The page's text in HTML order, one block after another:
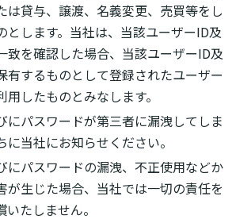
は貸与、譲渡、名義変更、売買等をし
とします。当社は、当該ユーザーID及
致を確認した場合、当該ユーザーID及
有するものとして登録されたユーザー
したものとみなします。
にパスワードが第三者に漏洩してしま
に当社にお知らせください。
にパスワードの漏洩、不正使用などか
が生じた場合、当社では一切の責任を
たしません。